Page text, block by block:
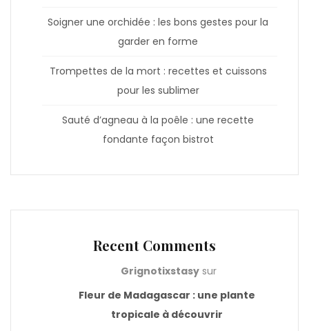
Soigner une orchidée : les bons gestes pour la
garder en forme
Trompettes de la mort : recettes et cuissons
pour les sublimer
Sauté d’agneau à la poêle : une recette
fondante façon bistrot
Recent Comments
Grignotixstasysur
Fleur de Madagascar : une plante
tropicale à découvrir